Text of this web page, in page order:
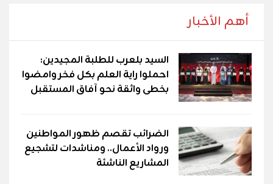
أهم الأخبار
السيد بلعرب للطلبة المجيدين:
احملوا راية العلم بكل فخر وامضوا
بخطى واثقة نحو آفاق المستقبل
الضرائب تقصم ظهور المواطنين
ورواد الأعمال.. ومناشدات لتشجيع
المشاريع الناشئة